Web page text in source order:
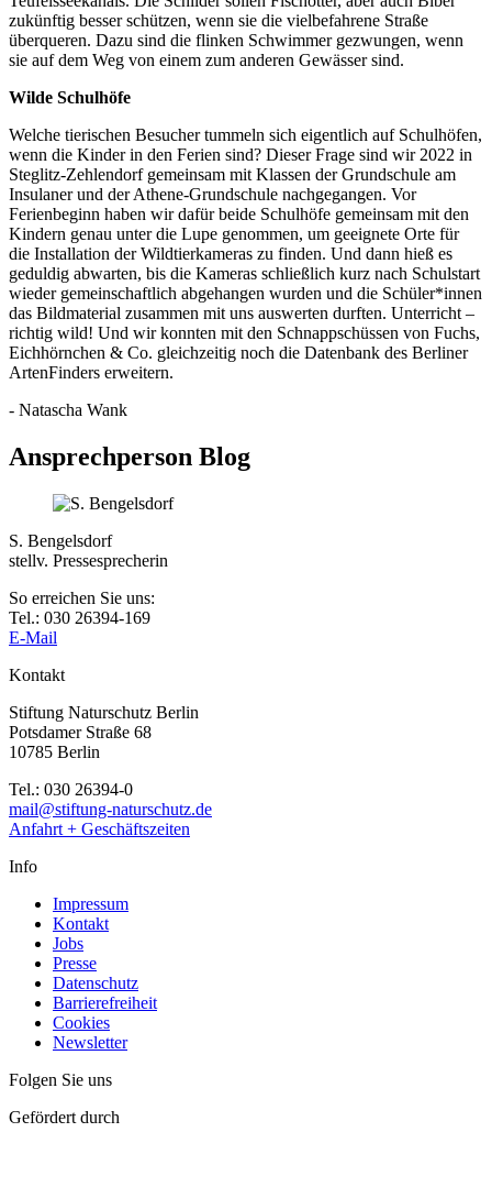
zukünftig besser schützen, wenn sie die vielbefahrene Straße
überqueren. Dazu sind die flinken Schwimmer gezwungen, wenn
sie auf dem Weg von einem zum anderen Gewässer sind.
Wilde Schulhöfe
Welche tierischen Besucher tummeln sich eigentlich auf Schulhöfen,
wenn die Kinder in den Ferien sind? Dieser Frage sind wir 2022 in
Steglitz-Zehlendorf gemeinsam mit Klassen der Grundschule am
Insulaner und der Athene-Grundschule nachgegangen. Vor
Ferienbeginn haben wir dafür beide Schulhöfe gemeinsam mit den
Kindern genau unter die Lupe genommen, um geeignete Orte für
die Installation der Wildtierkameras zu finden. Und dann hieß es
geduldig abwarten, bis die Kameras schließlich kurz nach Schulstart
wieder gemeinschaftlich abgehangen wurden und die Schüler*innen
das Bildmaterial zusammen mit uns auswerten durften. Unterricht –
richtig wild! Und wir konnten mit den Schnappschüssen von Fuchs,
Eichhörnchen & Co. gleichzeitig noch die Datenbank des Berliner
ArtenFinders erweitern.
- Natascha Wank
Ansprechperson Blog
S. Bengelsdorf
stellv. Pressesprecherin
So erreichen Sie uns:
Tel.: 030 26394-169
E-Mail
Kontakt
Stiftung Naturschutz Berlin
Potsdamer Straße 68
10785 Berlin
Tel.: 030 26394-0
mail@stiftung-naturschutz.de
Anfahrt + Geschäftszeiten
Info
Impressum
Kontakt
Jobs
Presse
Datenschutz
Barrierefreiheit
Cookies
Newsletter
Folgen Sie uns
Gefördert durch